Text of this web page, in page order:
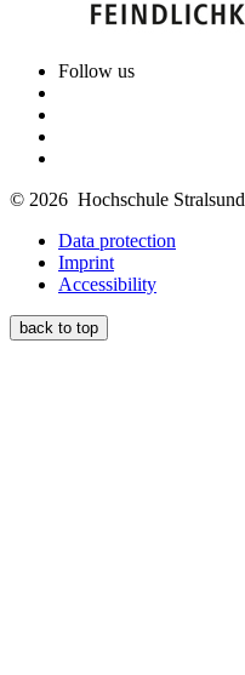
Follow us
© 2026 Hochschule Stralsund
Data protection
Imprint
Accessibility
back to top